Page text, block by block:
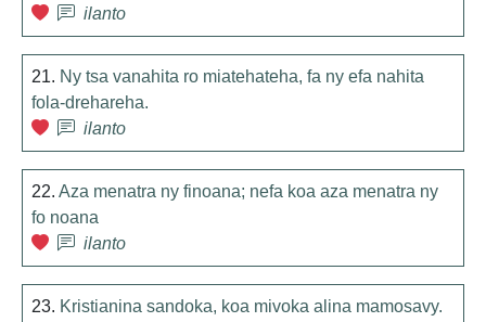
ilanto
21. Ny tsa vanahita ro miatehateha, fa ny efa nahita
fola-drehareha.
ilanto
22. Aza menatra ny finoana; nefa koa aza menatra ny
fo noana
ilanto
23. Kristianina sandoka, koa mivoka alina mamosavy.